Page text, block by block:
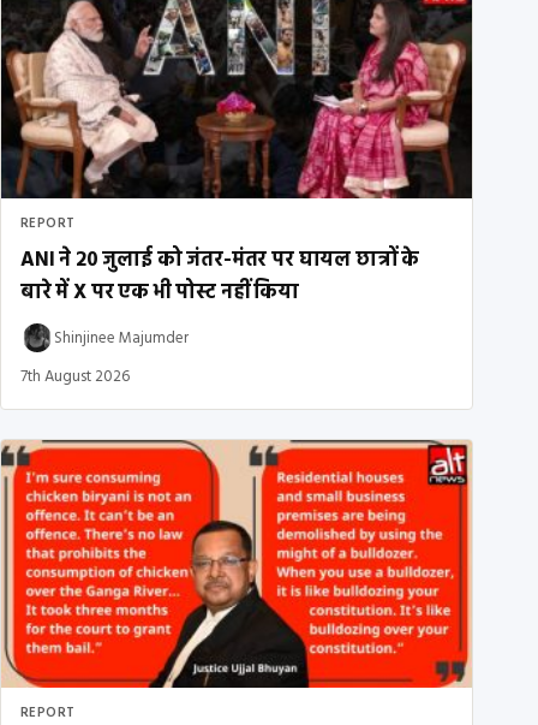
REPORT
ANI ने 20 जुलाई को जंतर-मंतर पर घायल छात्रों के
बारे में X पर एक भी पोस्ट नहीं किया
Shinjinee Majumder
7th August 2026
REPORT